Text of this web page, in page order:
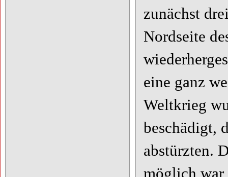
zunächst
Nordseite
eine ganz
Weltkrieg
beschädigt,
abstürzten.
möglich